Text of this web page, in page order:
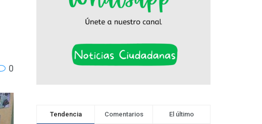
0
Tendencia Comentarios El último